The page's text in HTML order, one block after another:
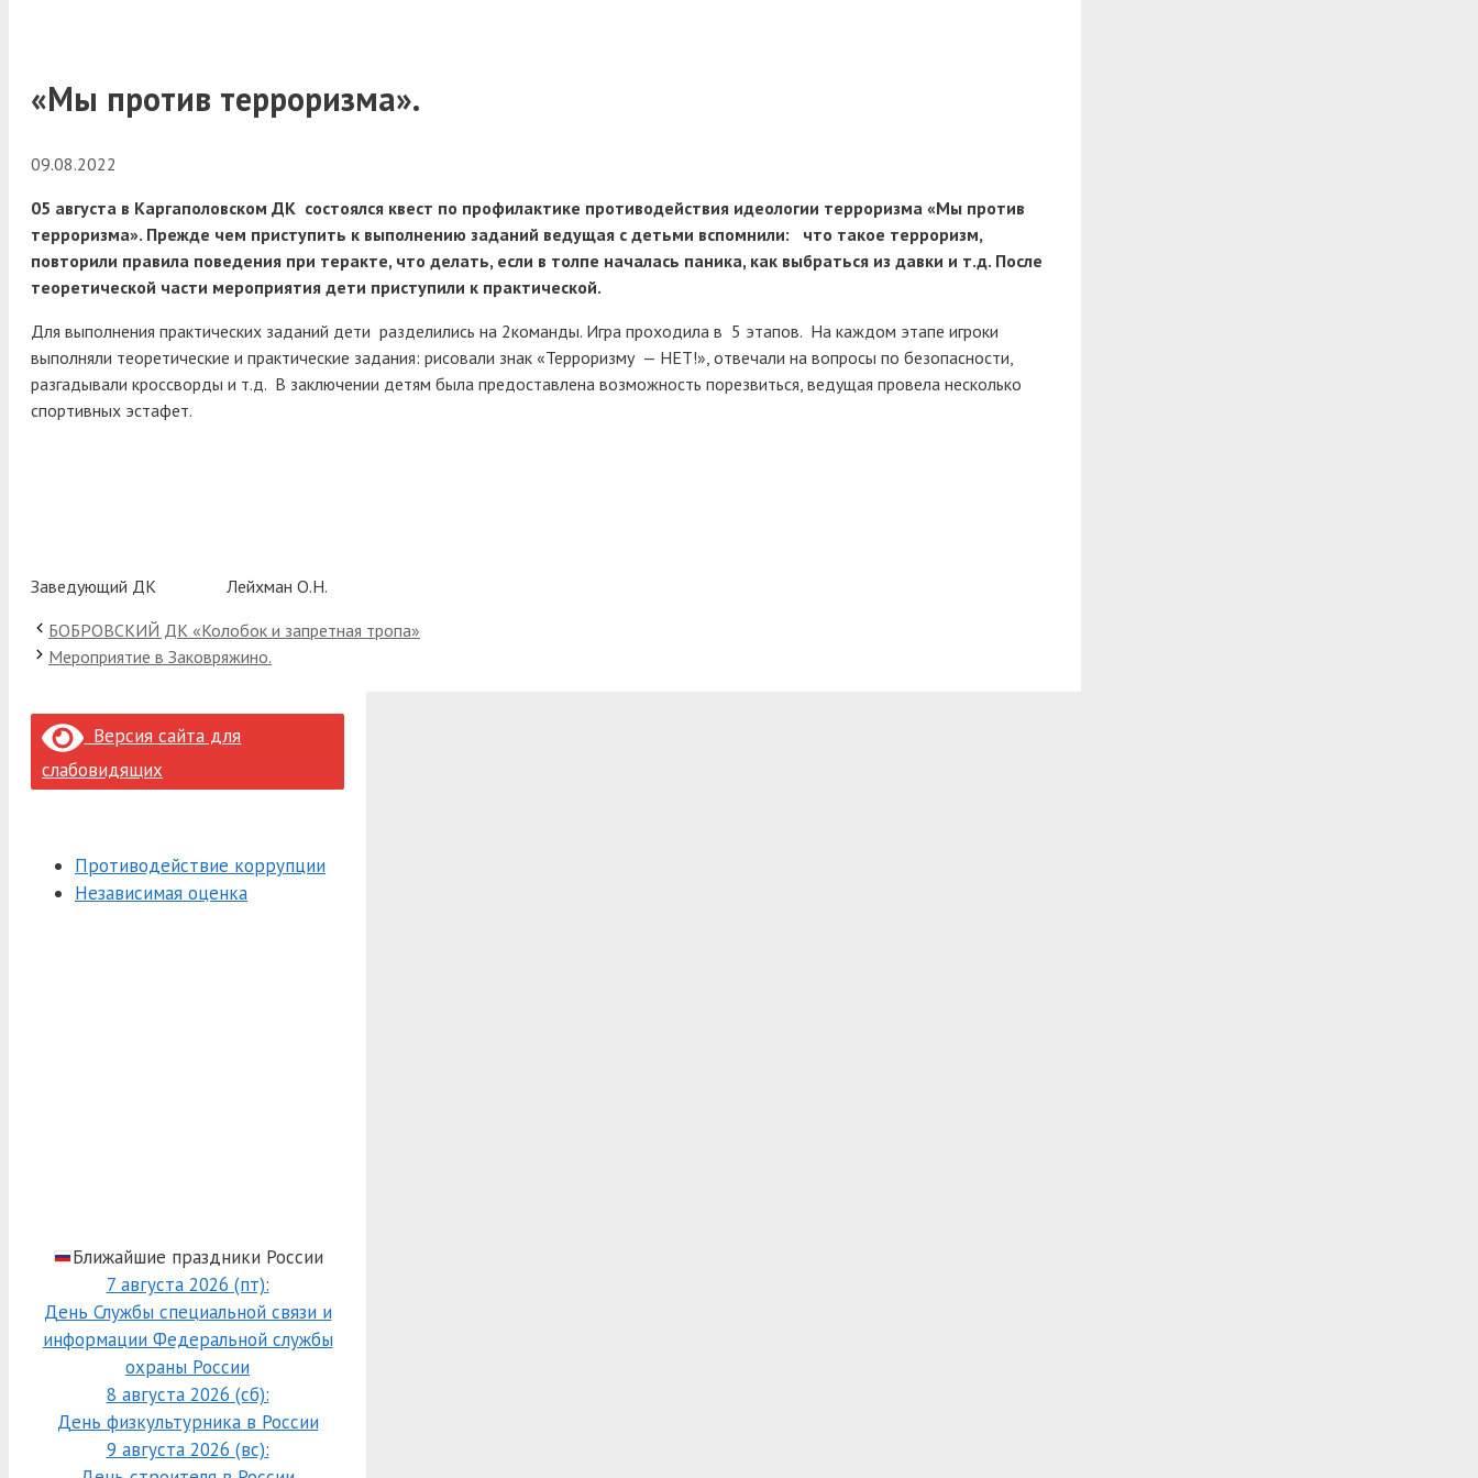
«Мы против терроризма».
09.08.2022
05 августа в Каргаполовском ДК состоялся квест по профилактике противодействия идеологии терроризма «Мы против
терроризма». Прежде чем приступить к выполнению заданий ведущая с детьми вспомнили: что такое терроризм,
повторили правила поведения при теракте, что делать, если в толпе началась паника, как выбраться из давки и т.д. После
теоретической части мероприятия дети приступили к практической.
Для выполнения практических заданий дети разделились на 2команды. Игра проходила в 5 этапов. На каждом этапе игроки
выполняли теоретические и практические задания: рисовали знак «Терроризму — НЕТ!», отвечали на вопросы по безопасности,
разгадывали кроссворды и т.д. В заключении детям была предоставлена возможность порезвиться, ведущая провела несколько
спортивных эстафет.
Заведующий ДК Лейхман О.Н.
БОБРОВСКИЙ ДК «Колобок и запретная тропа»
Мероприятие в Заковряжино.
Версия сайта для
слабовидящих
Противодействие коррупции
Независимая оценка
Ближайшие праздники России
7 августа 2026 (пт):
День Службы специальной связи и
информации Федеральной службы
охраны России
8 августа 2026 (сб):
День физкультурника в России
9 августа 2026 (вс):